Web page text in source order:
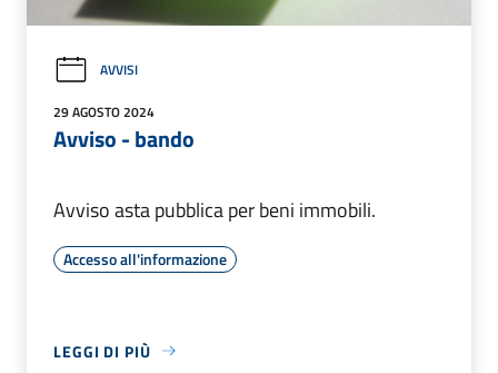
AVVISI
29 AGOSTO 2024
Avviso - bando
Avviso asta pubblica per beni immobili.
Accesso all'informazione
LEGGI DI PIÙ